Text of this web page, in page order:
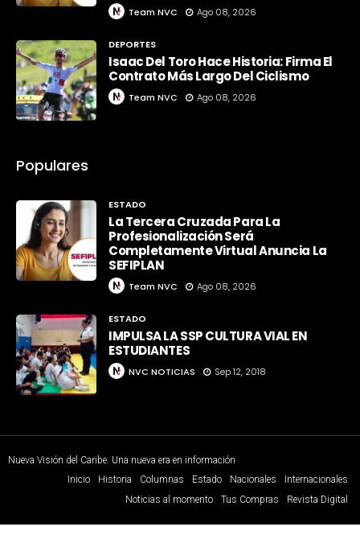
Team NVC Ago 08, 2026
DEPORTES
Isaac Del Toro Hace Historia: Firma El
Contrato Más Largo Del Ciclismo
Team NVC Ago 08, 2026
Populares
ESTADO
La Tercera Cruzada Para La
Profesionalización Será
Completamente Virtual Anuncia La
SEFIPLAN
Team NVC Ago 08, 2026
ESTADO
IMPULSA LA SSP CULTURA VIAL EN
ESTUDIANTES
NVC NOTICIAS Sep 12, 2018
Nueva Visión del Caribe. Una nueva era en información
Inicio
Historia Columnas Estado Nacionales
Internacionales
Noticias al momento
Tus Compras Revista Digital